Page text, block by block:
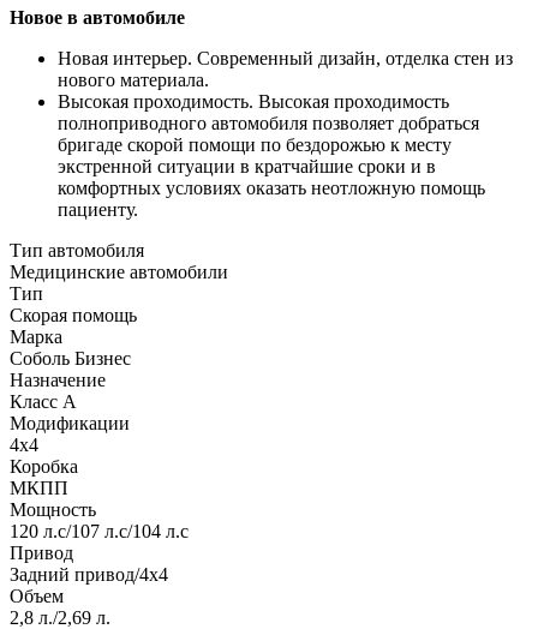
Новое в автомобиле
Новая интерьер. Современный дизайн, отделка стен из
нового материала.
Высокая проходимость. Высокая проходимость
полноприводного автомобиля позволяет добраться
бригаде скорой помощи по бездорожью к месту
экстренной ситуации в кратчайшие сроки и в
комфортных условиях оказать неотложную помощь
пациенту.
Тип автомобиля
Медицинские автомобили
Тип
Скорая помощь
Марка
Соболь Бизнес
Назначение
Класс А
Модификации
4x4
Коробка
МКПП
Мощность
120 л.с/107 л.с/104 л.с
Привод
Задний привод/4х4
Объем
2,8 л./2,69 л.